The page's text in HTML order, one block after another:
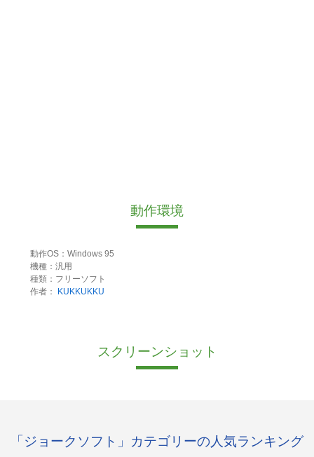
動作環境
動作OS：Windows 95
機種：汎用
種類：フリーソフト
作者：
KUKKUKKU
スクリーンショット
「ジョークソフト」カテゴリーの人気ランキング